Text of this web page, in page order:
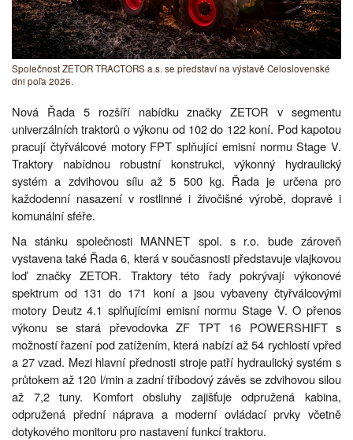
Společnost ZETOR TRACTORS a.s. se představí na výstavě Celoslovenské
dni poľa 2026.
Nová Řada 5 rozšíří nabídku značky ZETOR v segmentu
univerzálních traktorů o výkonu od 102 do 122 koní. Pod kapotou
pracují čtyřválcové motory FPT splňující emisní normu Stage V.
Traktory nabídnou robustní konstrukci, výkonný hydraulický
systém a zdvihovou sílu až 5 500 kg. Řada je určena pro
každodenní nasazení v rostlinné i živočišné výrobě, dopravě i
komunální sféře.
Na stánku společnosti MANNET spol. s r.o. bude zároveň
vystavena také Řada 6, která v současnosti představuje vlajkovou
loď značky ZETOR. Traktory této řady pokrývají výkonové
spektrum od 131 do 171 koní a jsou vybaveny čtyřválcovými
motory Deutz 4.1 splňujícími emisní normu Stage V. O přenos
výkonu se stará převodovka ZF TPT 16 POWERSHIFT s
možností řazení pod zatížením, která nabízí až 54 rychlostí vpřed
a 27 vzad. Mezi hlavní přednosti stroje patří hydraulický systém s
průtokem až 120 l/min a zadní tříbodový závěs se zdvihovou silou
až 7,2 tuny. Komfort obsluhy zajišťuje odpružená kabina,
odpružená přední náprava a moderní ovládací prvky včetně
dotykového monitoru pro nastavení funkcí traktoru.